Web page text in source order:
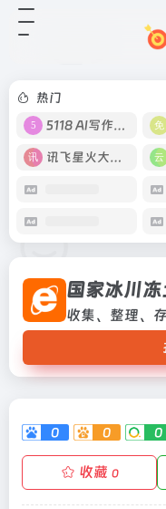
热门
5118 AI写作工具
讯飞星火大模型
国家冰川
0 0 0
收藏 0
内寒区旱区领域的科学数
寒区旱区科学研究服务，
并发展成为在国际上有广
的...